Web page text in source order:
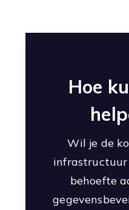
Hoe
Wil je de
infrastructuur
behoefte